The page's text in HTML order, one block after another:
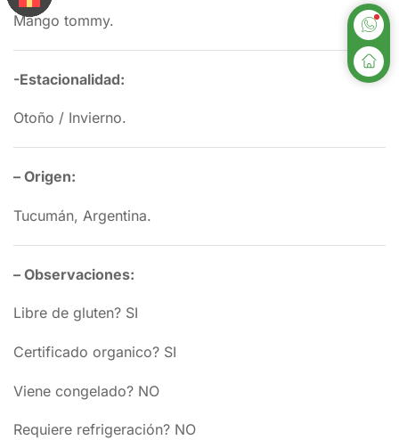
Mango tommy.
-Estacionalidad:
Otoño / Invierno.
– Origen:
Tucumán, Argentina.
– Observaciones:
Libre de gluten? SI
Certificado organico? SI
Viene congelado? NO
Requiere refrigeración? NO